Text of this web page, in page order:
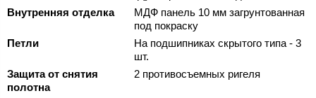
Внутренняя отделка
МДФ панель 10 мм загрунтованная
под покраску
Петли
На подшипниках скрытого типа - 3
шт.
Защита от снятия
полотна
2 противосъемных ригеля